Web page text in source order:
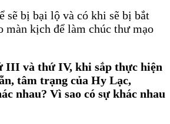
sẽ bị bại lộ và có khi sẽ bị bắt
màn kịch để làm chúc thư mạo
III và thứ IV, khi sắp thực hiện
tâm trạng của Hy Lạc,
nhau? Vì sao có sự khác nhau